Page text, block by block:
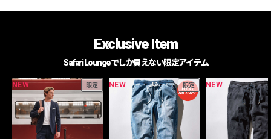
Exclusive Item
Safari Loungeでしか買えない限定アイテム
NEW 限定 NEW 限定 NEW